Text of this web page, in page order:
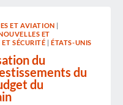
ET AVIATION |
ET
ET SÉCURITÉ |ÉTATS-UNIS
du
du
du